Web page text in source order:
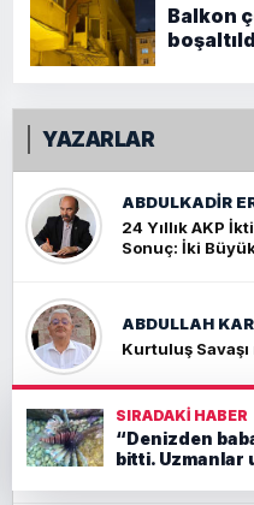
Balkon
YAZARLAR
ABDULKADIR
24 Yıllık AKP
Sonuç: İki
ABDULLAH
Kurtuluş Savaşı
ARIF
Okullarda
SIRADAKI HABER
“Denizden
bitti. Uzmanlar